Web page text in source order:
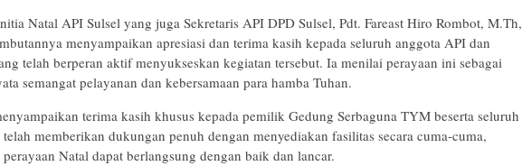
Natal API Sulsel yang juga Sekretaris API DPD Sulsel, Pdt. Fareast Hiro Rombot, M.Th,
menyampaikan apresiasi dan terima kasih kepada seluruh anggota API dan
telah berperan aktif menyukseskan kegiatan tersebut. Ia menilai perayaan ini sebagai
semangat pelayanan dan kebersamaan para hamba Tuhan.
terima kasih khusus kepada pemilik Gedung Serbaguna TYM beserta seluruh
memberikan dukungan penuh dengan menyediakan fasilitas secara cuma-cuma,
Natal dapat berlangsung dengan baik dan lancar.